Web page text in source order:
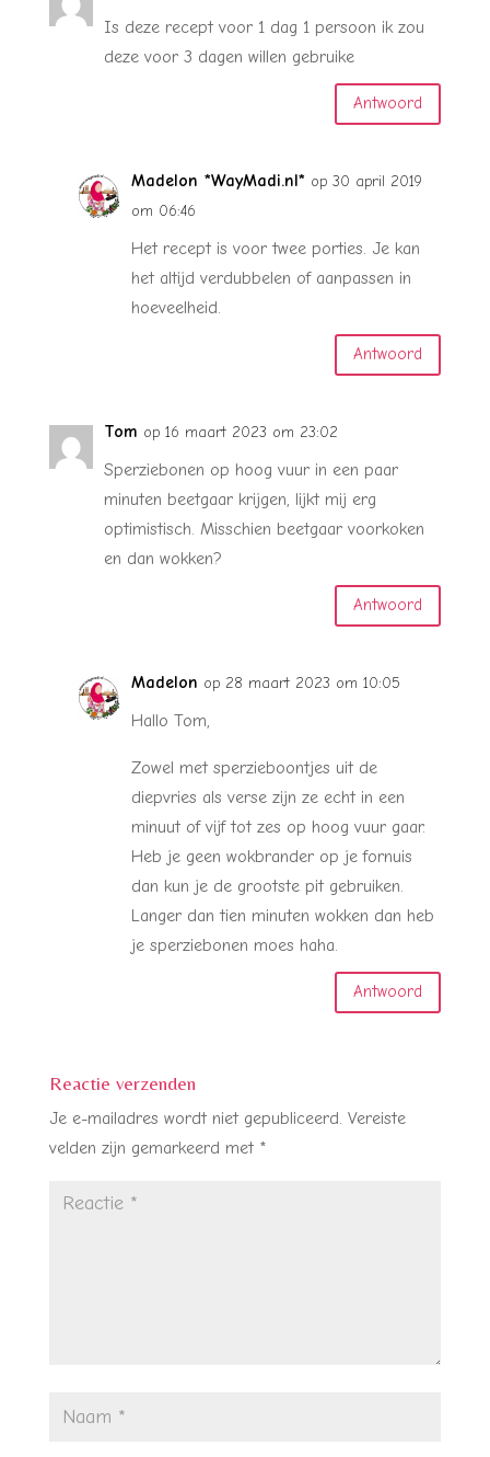
Is deze recept voor 1 dag 1 persoon ik zou
deze voor 3 dagen willen gebruike
Antwoord
Madelon *WayMadi.nl* op 30 april 2019
om 06:46
Het recept is voor twee porties. Je kan
het altijd verdubbelen of aanpassen in
hoeveelheid.
Antwoord
Tom op 16 maart 2023 om 23:02
Sperziebonen op hoog vuur in een paar
minuten beetgaar krijgen, lijkt mij erg
optimistisch. Misschien beetgaar voorkoken
en dan wokken?
Antwoord
Madelon op 28 maart 2023 om 10:05
Hallo Tom,
Zowel met sperzieboontjes uit de
diepvries als verse zijn ze echt in een
minuut of vijf tot zes op hoog vuur gaar.
Heb je geen wokbrander op je fornuis
dan kun je de grootste pit gebruiken.
Langer dan tien minuten wokken dan heb
je sperziebonen moes haha.
Antwoord
Reactie verzenden
Je e-mailadres wordt niet gepubliceerd. Vereiste
velden zijn gemarkeerd met *